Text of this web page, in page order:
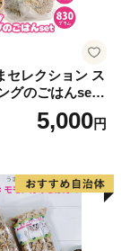
付を「希望
領証明書と
ストップ特
セレクション ス
グのごはんset
5,000円